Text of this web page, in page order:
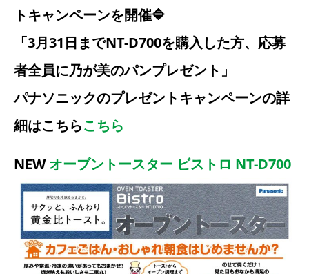
トキャンペーンを開催🔷
「3月31日までNT-D700を購入した方、応募
者全員に乃が美のパンプレゼント」
パナソニックのプレゼントキャンペーンの詳
細はこちらこちら
NEWオーブントースター ビストロ NT-D700